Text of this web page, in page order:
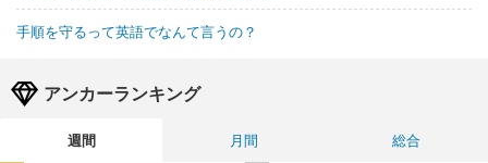
手順を守るって英語でなんて言うの？
アンカーランキング
週間 月間
総合